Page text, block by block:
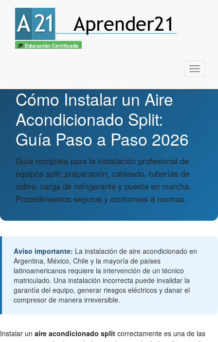
Educación Certificada
Menu
Cómo Instalar un Aire
Acondicionado Split:
Guía Paso a Paso 2026
Guía completa para la instalación profesional de
equipos split: preparación, cableado, tuberías de
cobre, carga de refrigerante y puesta en marcha.
Procedimientos seguros y conformes a normas.
Aviso importante: La instalación de aire acondicionado en
Argentina, México, Chile y la mayoría de países
latinoamericanos requiere la intervención de un técnico
matriculado. Una instalación incorrecta puede invalidar la
garantía del equipo, generar riesgos eléctricos y danar el
compresor de manera irreversible.
Instalar un aire acondicionado split correctamente es una de las